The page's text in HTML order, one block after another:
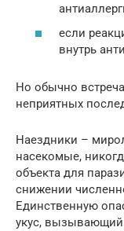
если
внутрь
Но обычно
неприятных
Наездники –
насекомые,
объекта для
снижении
Единственную
укус,